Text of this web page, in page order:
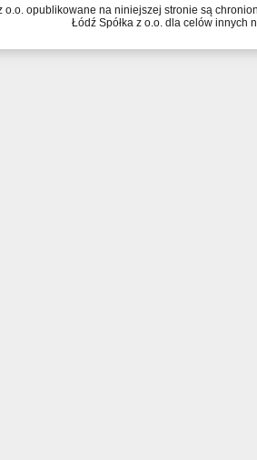
o.o. opublikowane na niniejszej stronie są
Łódź Spółka z o.o. dla celów innych